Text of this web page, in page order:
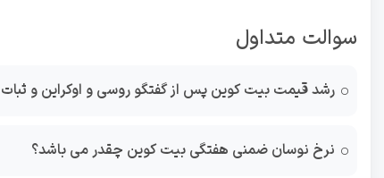
سوالت متداول
رشد قیمت بیت کوین پس از گفتگو روسی و اوکراین و
نرخ نوسان ضمنی هفتگی بیت کوین چقدر می باشد؟